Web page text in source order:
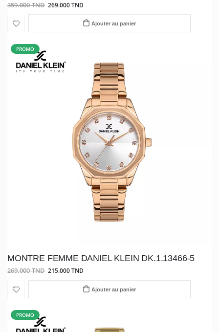
359.000 TND 269.000 TND
Ajouter au panier
PROMO
MONTRE FEMME DANIEL KLEIN DK.1.13466-5
269.000 TND 215.000 TND
Ajouter au panier
PROMO